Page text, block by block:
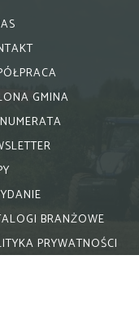
GMINA
BRANŻOWE
PRYWATNOŚCI